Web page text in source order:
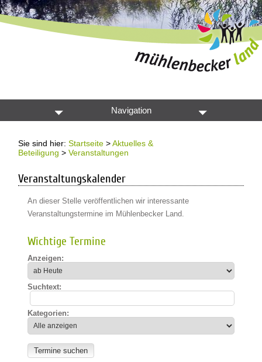
Navigation
Sie sind hier:Startseite >Aktuelles &
Beteiligung >Veranstaltungen
Veranstaltungskalender
An dieser Stelle veröffentlichen wir interessante
Veranstaltungstermine im Mühlenbecker Land.
Wichtige Termine
Anzeigen:
Suchtext:
Kategorien: